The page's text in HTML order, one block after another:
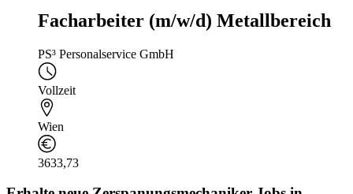
Facharbeiter (m/w/d) Metallbereich
PS³ Personalservice GmbH
Vollzeit
Wien
3633,73